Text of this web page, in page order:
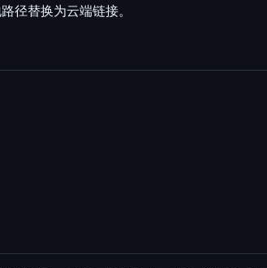
径替换为云端链接。